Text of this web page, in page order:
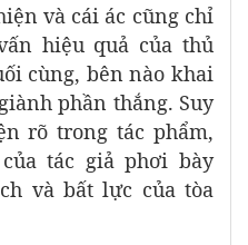
và cái ác cũng chỉ
hiệu quả của thủ
cùng, bên nào khai
phần thắng. Suy
rõ trong tác phẩm,
tác giả phơi bày
và bất lực của tòa